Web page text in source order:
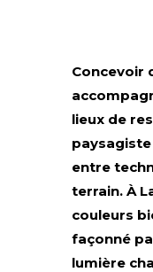
Concevoir
lieux de
entre
terrain. À
couleurs
façonné
lumière